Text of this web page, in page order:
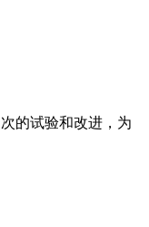
的试验和改进，为